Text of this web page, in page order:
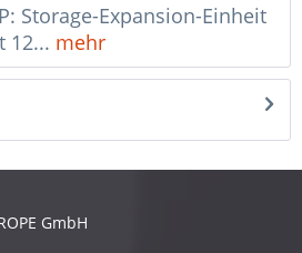
Storage-Expansion-Einheit
12... mehr
GmbH